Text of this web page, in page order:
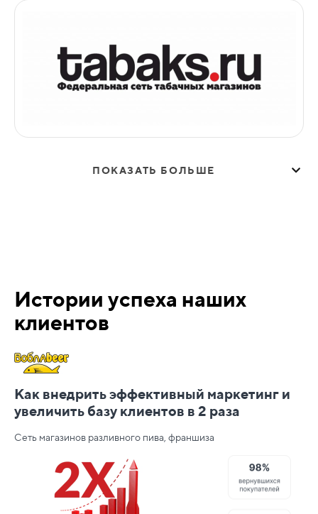
ПОКАЗАТЬ БОЛЬШЕ
Истории успеха наших
клиентов
Как внедрить эффективный маркетинг и
увеличить базу клиентов в 2 раза
Сеть магазинов разливного пива, франшиза